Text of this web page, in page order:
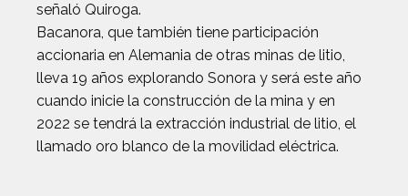
señaló Quiroga.
Bacanora, que también tiene participación
accionaria en Alemania de otras minas de litio,
lleva 19 años explorando Sonora y será este año
cuando inicie la construcción de la mina y en
2022 se tendrá la extracción industrial de litio, el
llamado oro blanco de la movilidad eléctrica.